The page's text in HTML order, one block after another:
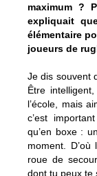
maximum ?
expliquait
élémentaire
joueurs de
Je dis souvent
Être
l’école, mais
c’est
qu’en boxe :
moment.
roue de
dont tu peux te